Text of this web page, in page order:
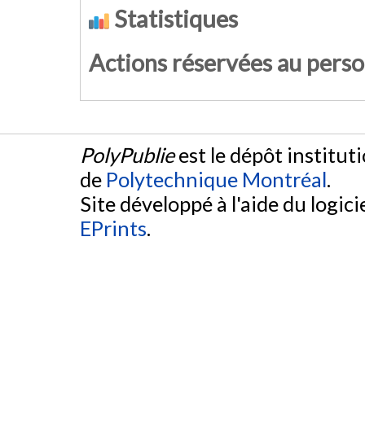
Statistiques
Actions réservées au
PolyPublieest le dépôt
de Polytechnique Montréal.
Site développé à l'aide du
EPrints.